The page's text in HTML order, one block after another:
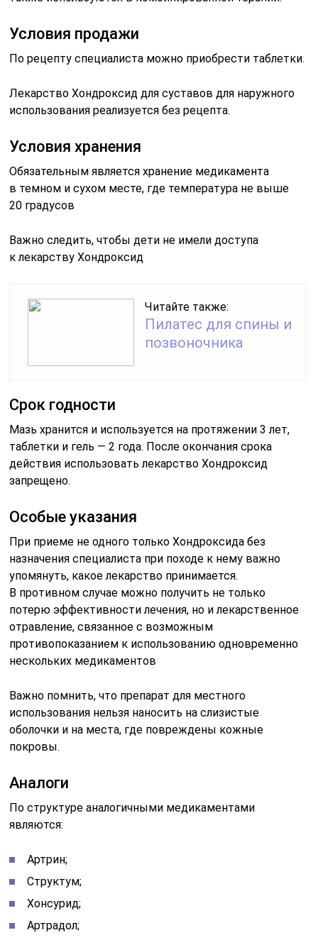
Условия продажи
По рецепту специалиста можно приобрести таблетки.
Лекарство Хондроксид для суставов для наружного
использования реализуется без рецепта.
Условия хранения
Обязательным является хранение медикамента
в темном и сухом месте, где температура не выше
20 градусов
Важно следить, чтобы дети не имели доступа
к лекарству Хондроксид
Читайте также:
Пилатес для спины и
позвоночника
Срок годности
Мазь хранится и используется на протяжении 3 лет,
таблетки и гель — 2 года. После окончания срока
действия использовать лекарство Хондроксид
запрещено.
Особые указания
При приеме не одного только Хондроксида без
назначения специалиста при походе к нему важно
упомянуть, какое лекарство принимается.
В противном случае можно получить не только
потерю эффективности лечения, но и лекарственное
отравление, связанное с возможным
противопоказанием к использованию одновременно
нескольких медикаментов
Важно помнить, что препарат для местного
использования нельзя наносить на слизистые
оболочки и на места, где повреждены кожные
покровы.
Аналоги
По структуре аналогичными медикаментами
являются:
Артрин;
Структум;
Хонсурид;
Артрадол;